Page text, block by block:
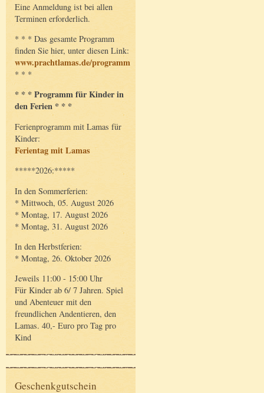
Eine Anmeldung ist bei allen
Terminen erforderlich.
* * * Das gesamte Programm
finden Sie hier, unter diesen Link:
www.prachtlamas.de/programm
* * *
* * * Programm für Kinder in
den Ferien * * *
Ferienprogramm mit Lamas für
Kinder:
Ferientag mit Lamas
*****2026:*****
In den Sommerferien:
* Mittwoch, 05. August 2026
* Montag, 17. August 2026
* Montag, 31. August 2026
In den Herbstferien:
* Montag, 26. Oktober 2026
Jeweils 11:00 - 15:00 Uhr
Für Kinder ab 6/ 7 Jahren. Spiel
und Abenteuer mit den
freundlichen Andentieren, den
Lamas. 40,- Euro pro Tag pro
Kind
Geschenkgutschein